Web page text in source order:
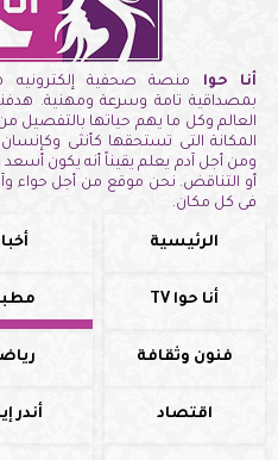
أنا حوا منصة صحفية إلكترونيه
بمصداقية تامة وسرعة ومهنية.
العالم وكل ما يهم حياتها بالتفصيل
المكانة التى تستحقها كأنثى
ومن أجل آدم يعلم يقيناً أنه يكون
أو التناقض. نحن موقع من أجل حواء
فى كل مكان.
الرئيسية
أنا حوا TV
فنون وثقافة
اقتصاد أندر